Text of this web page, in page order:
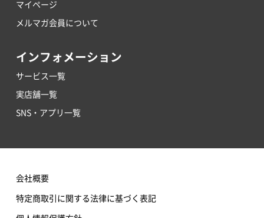
マイページ
メルマガ会員について
インフォメーション
サービス一覧
実店舗一覧
SNS・アプリ一覧
会社概要
特定商取引に関する法律に基づく表記